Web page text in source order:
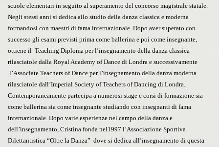
scuole elementari in seguito al superamento del concorso magistrale statale.
Negli stessi anni si dedica allo studio della danza classica e moderna
formandosi con maestri di fama internazionale. Dopo aver superato con
successo gli esami previsti prima come ballerina e poi come insegnante,
ottiene il Teaching Diploma per l’insegnamento della danza classica
rilasciatole dalla Royal Academy of Dance di Londra e successivamente
l’Associate Teachers of Dance per l’insegnamento della danza moderna
rilasciatole dall’Imperial Society of Teachers of Dancing di Londra.
Contemporaneamente partecipa a numerosi stage e corsi di formazione sia
come ballerina sia come insegnante studiando con insegnanti di fama
internazionale. Dopo varie esperienze nel campo della danza e
dell’insegnamento, Cristina fonda nel1997 l’Associazione Sportiva
Dilettantistica “Oltre la Danza” dove si dedica all’insegnamento di questa